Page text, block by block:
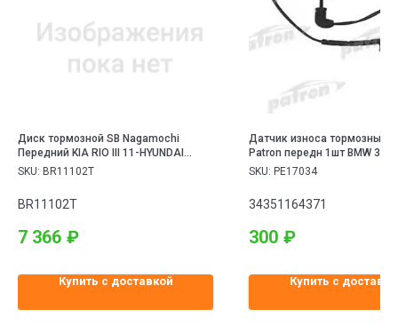
Диск тормозной SB Nagamochi
Передний KIA RIO III 11-HYUNDAI
SOLARIS 10, D269мм
SKU: BR11102T
BR11102T
7 366 ₽
Купить с доставкой
Датчик износа тормозных
Patron передн 1шт BMW 3
(все) 98-
SKU: PE17034
34351164371
300 ₽
Купить с